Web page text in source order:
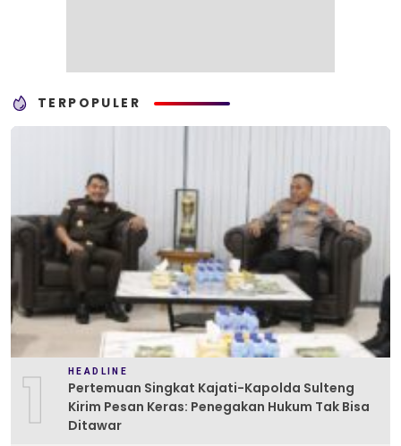
TERPOPULER
1 HEADLINE
Pertemuan Singkat Kajati-Kapolda Sulteng
Kirim Pesan Keras: Penegakan Hukum Tak Bisa
Ditawar